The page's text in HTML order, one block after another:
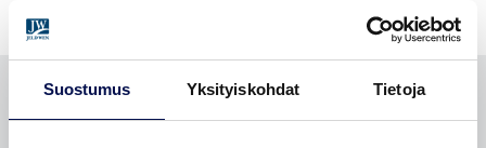
Suostumus Yksityiskohdat Tietoja
OMINAISUUDET